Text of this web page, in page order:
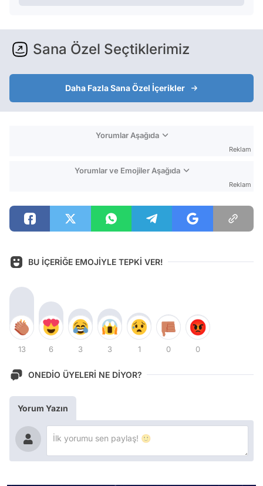
Sana Özel Seçtiklerimiz
Daha Fazla Sana Özel İçerikler
Yorumlar Aşağıda
Reklam
Yorumlar ve Emojiler Aşağıda
Reklam
BU İÇERİĞE EMOJİYLE TEPKİ VER!
13 6 3 3 1 0 0
ONEDİO ÜYELERİ NE DİYOR?
Yorum Yazın